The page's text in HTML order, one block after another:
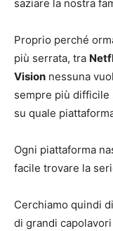
saziare la nostra
Proprio perché
più serrata, tra
Vision nessuna
sempre più difficile
su quale
Ogni piattaforma
facile trovare la
Cerchiamo quindi
di grandi